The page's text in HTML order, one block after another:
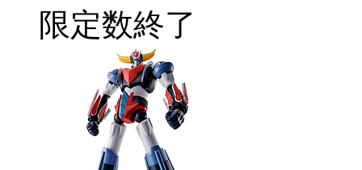
限定数終了